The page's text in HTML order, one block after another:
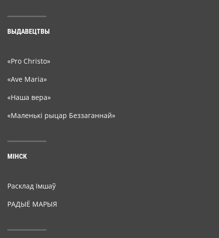
ВЫДАВЕЦТВЫ
«Pro Christo»
«Ave Maria»
«Наша вера»
«Маленькі рыцар Беззаганнай»
МІНСК
Расклад Імшаў
РАДЫЁ МАРЫЯ